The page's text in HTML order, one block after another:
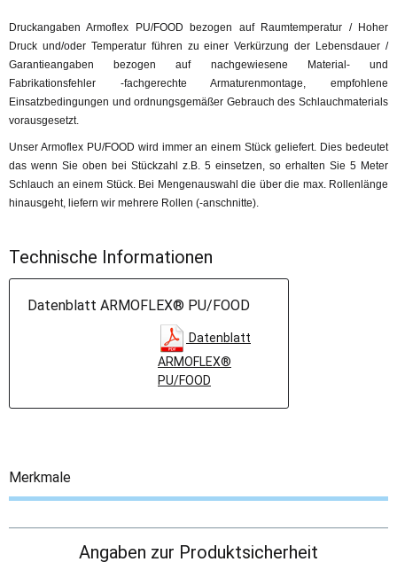
Druckangaben Armoflex PU/FOOD bezogen auf Raumtemperatur / Hoher
Druck und/oder Temperatur führen zu einer Verkürzung der Lebensdauer /
Garantieangaben bezogen auf nachgewiesene Material- und
Fabrikationsfehler -fachgerechte Armaturenmontage, empfohlene
Einsatzbedingungen und ordnungsgemäßer Gebrauch des Schlauchmaterials
vorausgesetzt.
Unser Armoflex PU/FOOD wird immer an einem Stück geliefert. Dies bedeutet
das wenn Sie oben bei Stückzahl z.B. 5 einsetzen, so erhalten Sie 5 Meter
Schlauch an einem Stück. Bei Mengenauswahl die über die max. Rollenlänge
hinausgeht, liefern wir mehrere Rollen (-anschnitte).
Technische Informationen
Datenblatt ARMOFLEX® PU/FOOD
Datenblatt
ARMOFLEX®
PU/FOOD
Merkmale
Angaben zur Produktsicherheit